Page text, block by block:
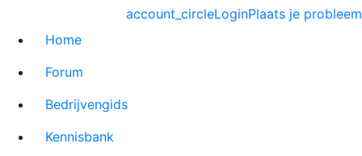
Plaats je probleem
account_circleLogin
Home
Forum
Bedrijvengids
Kennisbank